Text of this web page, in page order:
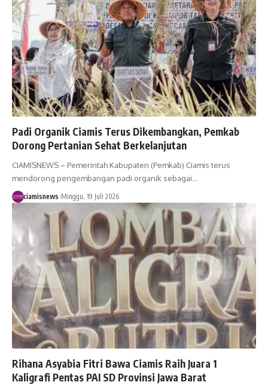
Padi Organik Ciamis Terus Dikembangkan, Pemkab
Dorong Pertanian Sehat Berkelanjutan
CIAMISNEWS – Pemerintah Kabupaten (Pemkab) Ciamis terus
mendorong pengembangan padi organik sebagai…
ciamisnews Minggu, 19 Juli 2026
Rihana Asyabia Fitri Bawa Ciamis Raih Juara 1
Kaligrafi Pentas PAI SD Provinsi Jawa Barat